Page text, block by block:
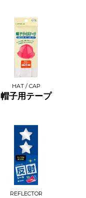
HAT / CAP
帽子用テープ
REFLECTOR